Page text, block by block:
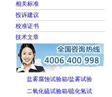
相关标准
投诉建议
校准证书
技术文章
盐雾腐蚀试验箱/盐雾试验
二氧化硫试验箱/硫化氢试